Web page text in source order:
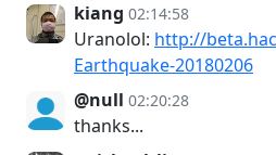
kiang 02:14:58
Uranolol: http://
Earthquake-20180206
@null 02:20:28
thanks...